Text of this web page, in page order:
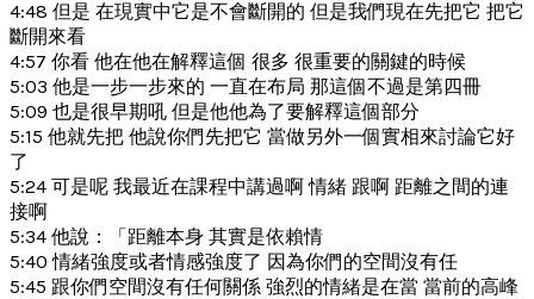
4:48 但是 在現實中它是不會斷開的 但是我們現在先把它 把它
斷開來看
4:57 你看 他在他在解釋這個 很多 很重要的關鍵的時候
5:03 他是一步一步來的 一直在布局 那這個不過是第四冊
5:09 也是很早期吼 但是他他為了要解釋這個部分
5:15 他就先把 他說你們先把它 當做另外一個實相來討論它好
了
5:24 可是呢 我最近在課程中講過啊 情緒 跟啊 距離之間的連
接啊
5:34 他說：「距離本身 其實是依賴情
5:40 情緒強度或者情感強度了 因為你們的空間沒有任
5:45 跟你們空間沒有任何關係 強烈的情緒是在當 當前的高峰